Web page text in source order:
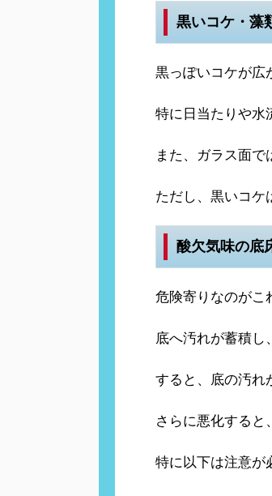
黒いコケ・藻
黒っぽいコケが広
特に日当たりや水
また、ガラス面で
ただし、黒いコケ
酸欠気味の底
危険寄りなのがこ
底へ汚れが蓄積し
すると、底の汚れ
さらに悪化すると
特に以下は注意が